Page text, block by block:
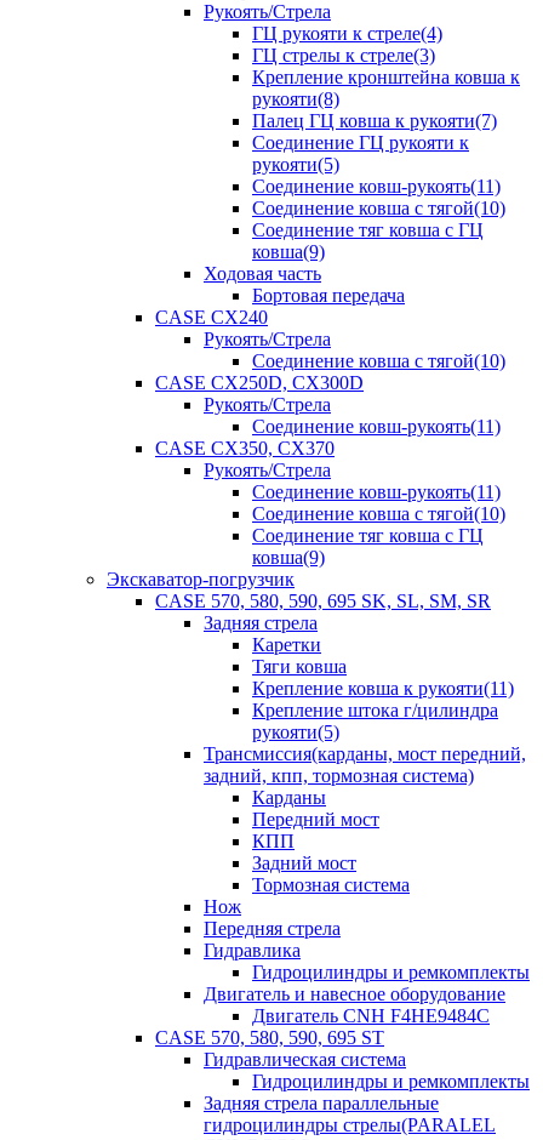
Рукоять/Стрела
ГЦ рукояти к стреле(4)
ГЦ стрелы к стреле(3)
Крепление кронштейна ковша к
рукояти(8)
Палец ГЦ ковша к рукояти(7)
Соединение ГЦ рукояти к
рукояти(5)
Соединение ковш-рукоять(11)
Соединение ковша с тягой(10)
Соединение тяг ковша с ГЦ
ковша(9)
Ходовая часть
Бортовая передача
CASE CX240
Рукоять/Стрела
Соединение ковша с тягой(10)
CASE CX250D, CX300D
Рукоять/Стрела
Соединение ковш-рукоять(11)
CASE CX350, CX370
Рукоять/Стрела
Соединение ковш-рукоять(11)
Соединение ковша с тягой(10)
Соединение тяг ковша с ГЦ
ковша(9)
Экскаватор-погрузчик
CASE 570, 580, 590, 695 SK, SL, SM, SR
Задняя стрела
Каретки
Тяги ковша
Крепление ковша к рукояти(11)
Крепление штока г/цилиндра
рукояти(5)
Трансмиссия(карданы, мост передний,
задний, кпп, тормозная система)
Карданы
Передний мост
КПП
Задний мост
Тормозная система
Нож
Передняя стрела
Гидравлика
Гидроцилиндры и ремкомплекты
Двигатель и навесное оборудование
Двигатель CNH F4HE9484C
CASE 570, 580, 590, 695 ST
Гидравлическая система
Гидроцилиндры и ремкомплекты
Задняя стрела параллельные
гидроцилиндры стрелы(PARALEL